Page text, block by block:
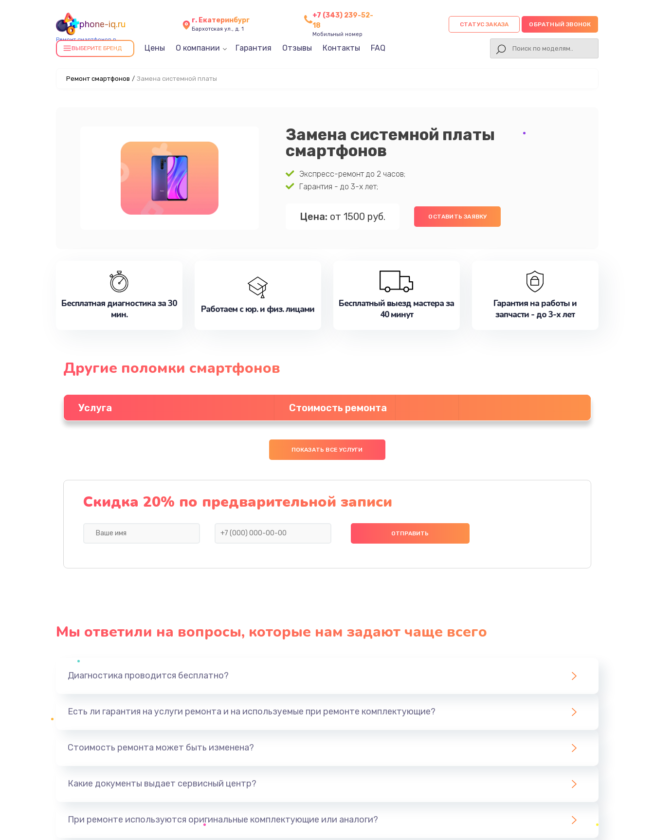
phone-iq.ru
Ремонт смартфонов в
Екатеринбурге
г. Екатеринбург
Бархотская ул., д. 1
+7 (343) 239-52-
18
Мобильный номер
СТАТУС ЗАКАЗА ОБРАТНЫЙ ЗВОНОК
ВЫБЕРИТЕ БРЕНД Цены О компании Гарантия Отзывы Контакты FAQ
Ремонт смартфонов / Замена системной платы
Замена системной платы
смартфонов
Экспресс-ремонт до 2 часов;
Гарантия - до 3-х лет;
Цена: от 1500 руб. ОСТАВИТЬ ЗАЯВКУ
Бесплатная диагностика за 30
мин.
Работаем с юр. и физ. лицами
Бесплатный выезд мастера за
40 минут
Гарантия на работы и
запчасти - до 3-х лет
Другие поломки смартфонов
Услуга Стоимость ремонта
ПОКАЗАТЬ ВСЕ УСЛУГИ
Скидка 20% по предварительной записи
Мы ответили на вопросы, которые нам задают чаще всего
Диагностика проводится бесплатно?
Есть ли гарантия на услуги ремонта и на используемые при ремонте комплектующие?
Стоимость ремонта может быть изменена?
Какие документы выдает сервисный центр?
При ремонте используются оригинальные комплектующие или аналоги?